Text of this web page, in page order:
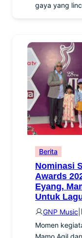
gaya yang
Berita
Nominasi
Awards
Eyang,
Untuk
GNP Music
Momen
Mamo Agil